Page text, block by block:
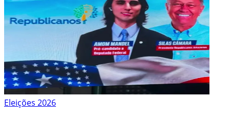
Eleições 2026